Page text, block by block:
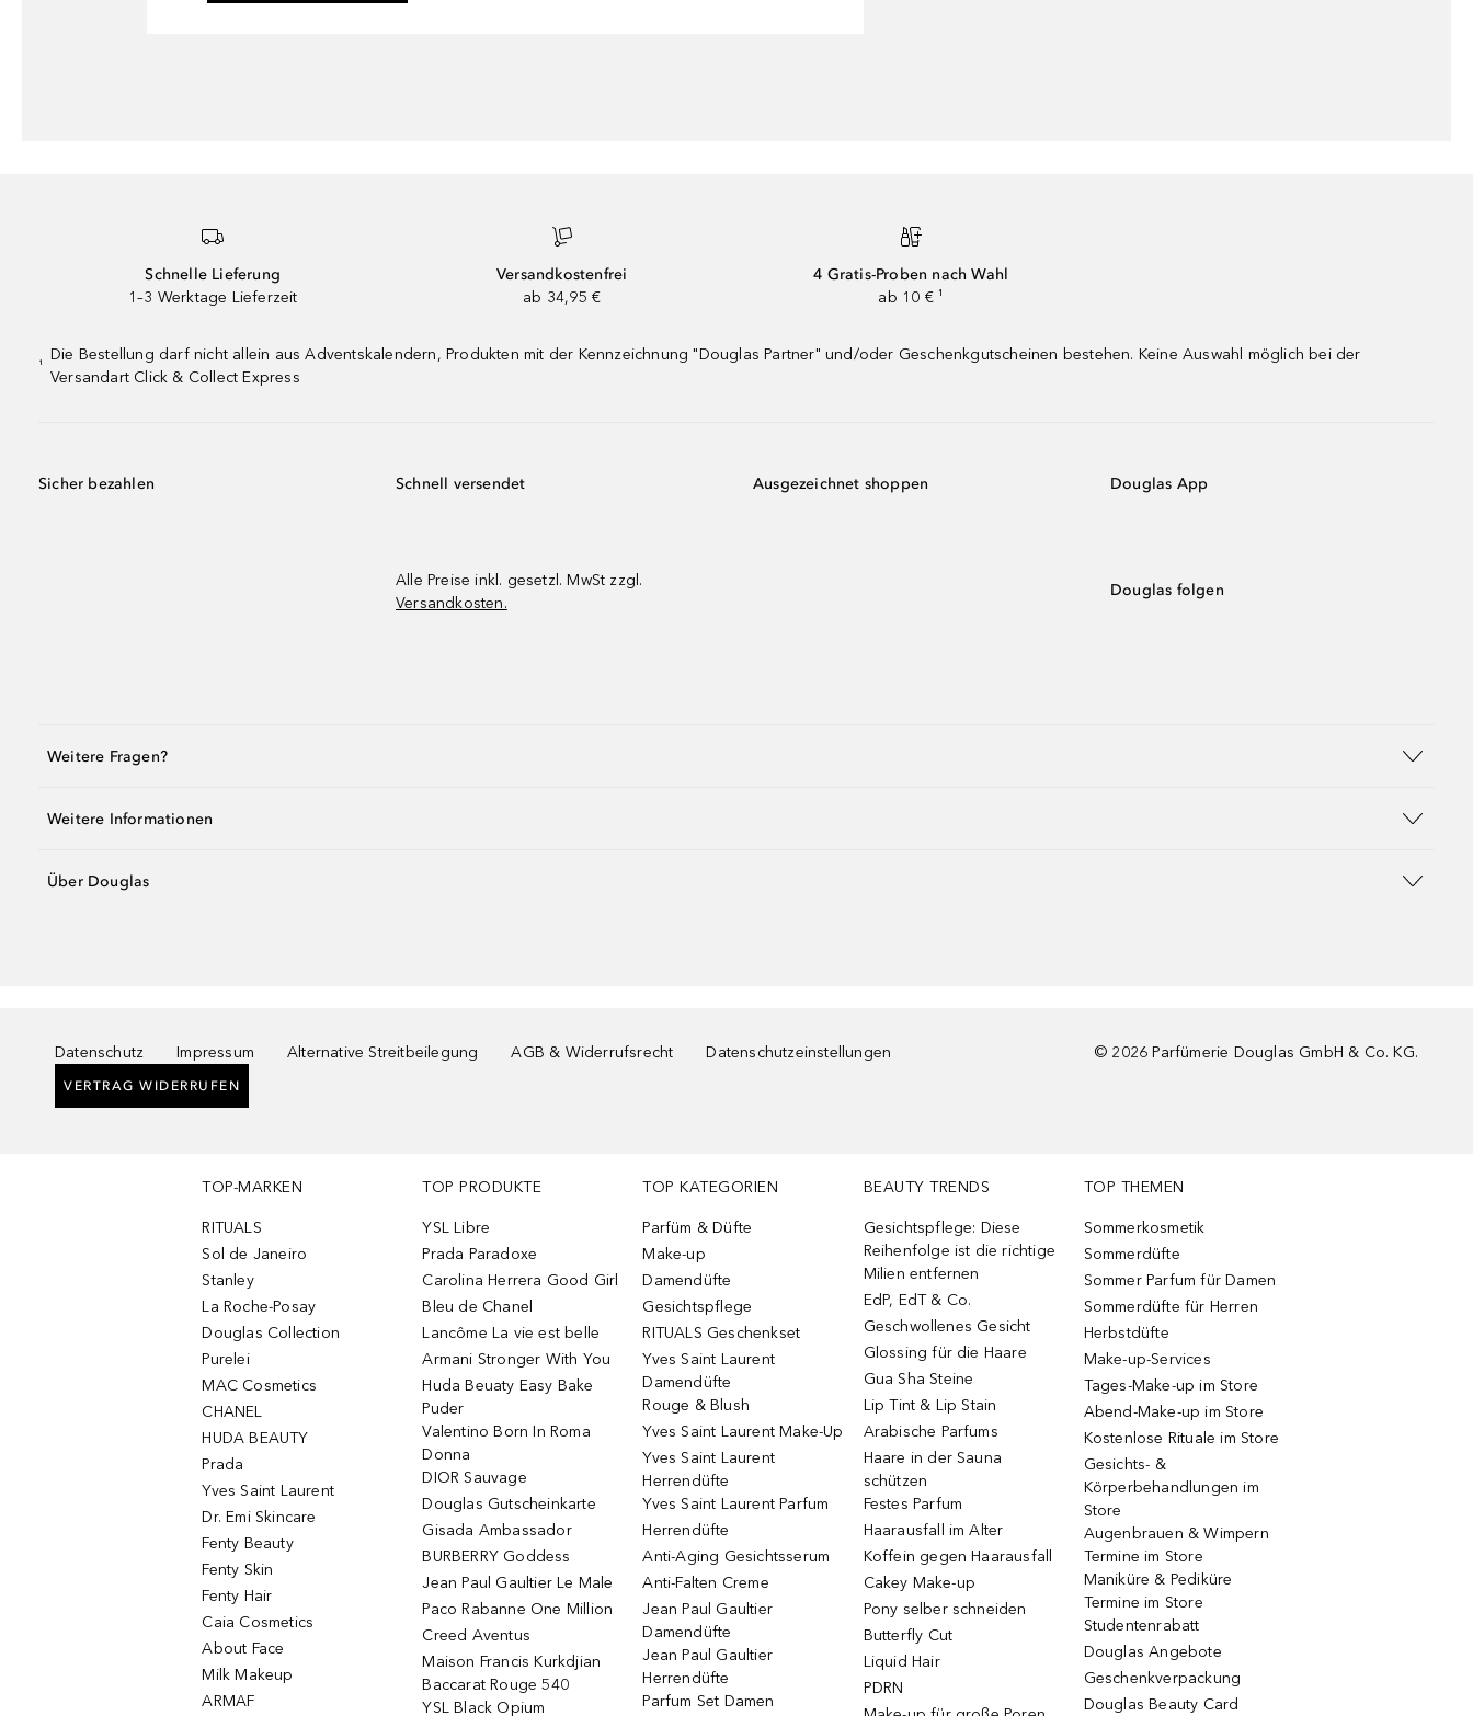
Schnelle Lieferung
1–3 Werktage Lieferzeit
Versandkostenfrei
ab 34,95 €
4 Gratis-Proben nach Wahl
ab 10 € ¹
¹
Die Bestellung darf nicht allein aus Adventskalendern, Produkten mit der Kennzeichnung "Douglas Partner" und/oder Geschenkgutscheinen bestehen. Keine Auswahl möglich bei der
Versandart Click & Collect Express
Sicher bezahlen Schnell versendet
Alle Preise inkl. gesetzl. MwSt zzgl.
Versandkosten.
Ausgezeichnet shoppen Douglas App
Douglas folgen
Weitere Fragen?
Weitere Informationen
Über Douglas
Datenschutz Impressum Alternative Streitbeilegung AGB & Widerrufsrecht Datenschutzeinstellungen
VERTRAG WIDERRUFEN
© 2026 Parfümerie Douglas GmbH & Co. KG.
TOP-MARKEN
RITUALS
Sol de Janeiro
Stanley
La Roche-Posay
Douglas Collection
Purelei
MAC Cosmetics
CHANEL
HUDA BEAUTY
Prada
Yves Saint Laurent
Dr. Emi Skincare
Fenty Beauty
Fenty Skin
Fenty Hair
Caia Cosmetics
About Face
Milk Makeup
ARMAF
TOP PRODUKTE
YSL Libre
Prada Paradoxe
Carolina Herrera Good Girl
Bleu de Chanel
Lancôme La vie est belle
Armani Stronger With You
Huda Beuaty Easy Bake
Puder
Valentino Born In Roma
Donna
DIOR Sauvage
Douglas Gutscheinkarte
Gisada Ambassador
BURBERRY Goddess
Jean Paul Gaultier Le Male
Paco Rabanne One Million
Creed Aventus
Maison Francis Kurkdjian
Baccarat Rouge 540
YSL Black Opium
TOP KATEGORIEN
Parfüm & Düfte
Make-up
Damendüfte
Gesichtspflege
RITUALS Geschenkset
Yves Saint Laurent
Damendüfte
Rouge & Blush
Yves Saint Laurent Make-Up
Yves Saint Laurent
Herrendüfte
Yves Saint Laurent Parfum
Herrendüfte
Anti-Aging Gesichtsserum
Anti-Falten Creme
Jean Paul Gaultier
Damendüfte
Jean Paul Gaultier
Herrendüfte
Parfum Set Damen
BEAUTY TRENDS
Gesichtspflege: Diese
Reihenfolge ist die richtige
Milien entfernen
EdP, EdT & Co.
Geschwollenes Gesicht
Glossing für die Haare
Gua Sha Steine
Lip Tint & Lip Stain
Arabische Parfums
Haare in der Sauna
schützen
Festes Parfum
Haarausfall im Alter
Koffein gegen Haarausfall
Cakey Make-up
Pony selber schneiden
Butterfly Cut
Liquid Hair
PDRN
TOP THEMEN
Sommerkosmetik
Sommerdüfte
Sommer Parfum für Damen
Sommerdüfte für Herren
Herbstdüfte
Make-up-Services
Tages-Make-up im Store
Abend-Make-up im Store
Kostenlose Rituale im Store
Gesichts- &
Körperbehandlungen im
Store
Augenbrauen & Wimpern
Termine im Store
Maniküre & Pediküre
Termine im Store
Studentenrabatt
Douglas Angebote
Geschenkverpackung
Douglas Beauty Card